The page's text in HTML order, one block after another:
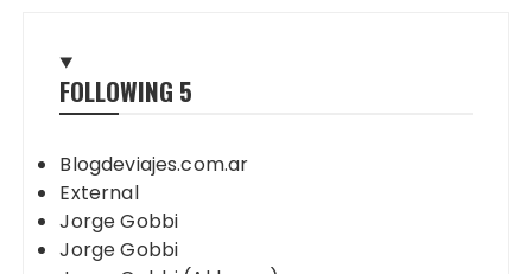
FOLLOWING 5
Blogdeviajes.com.ar
External
Jorge Gobbi
Jorge Gobbi